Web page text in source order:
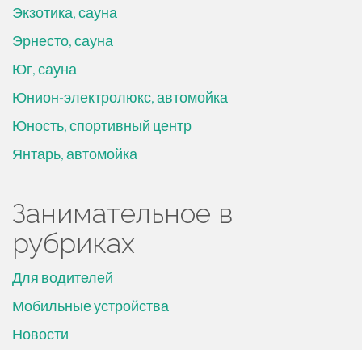
Экзотика, сауна
Эрнесто, сауна
Юг, сауна
Юнион-электролюкс, автомойка
Юность, спортивный центр
Янтарь, автомойка
Занимательное в
рубриках
Для водителей
Мобильные устройства
Новости